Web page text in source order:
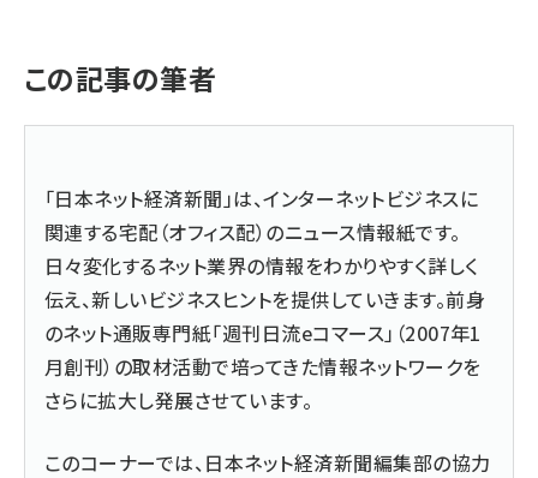
この記事の筆者
「日本ネット経済新聞」は、インターネットビジネスに
関連する宅配（オフィス配）のニュース情報紙です。
日々変化するネット業界の情報をわかりやすく詳しく
伝え、新しいビジネスヒントを提供していきます。前身
のネット通販専門紙「週刊日流eコマース」（2007年1
月創刊）の取材活動で培ってきた情報ネットワークを
さらに拡大し発展させています。
このコーナーでは、日本ネット経済新聞編集部の協力